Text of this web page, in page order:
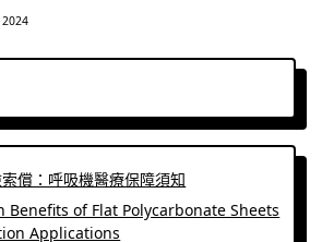
償：呼吸機醫療保障須知
of Flat Polycarbonate Sheets
Applications